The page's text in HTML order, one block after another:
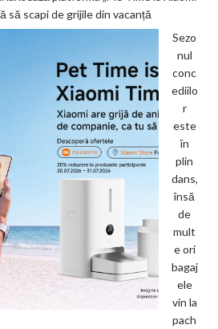
să scapi de grijile din vacanță
Sezo
nul
conc
ediilo
r
este
în
plin
dans,
însă
de
mult
e ori
bagaj
ele
vin la
pach